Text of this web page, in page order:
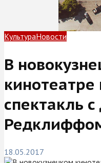
КультураНовости
В
спектакль
18.05.2017